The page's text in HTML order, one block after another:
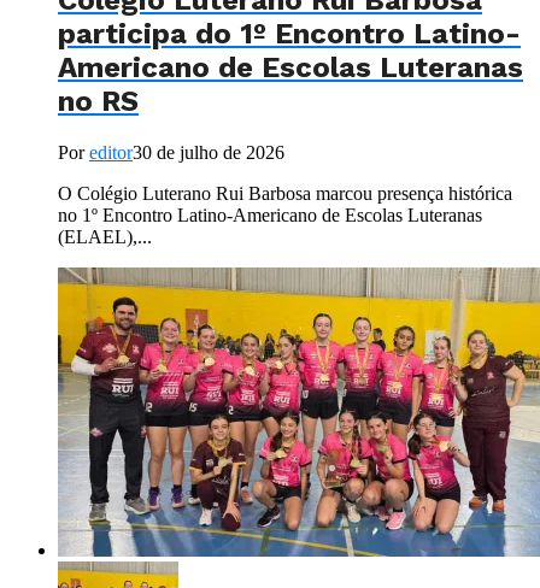
participa do 1º Encontro Latino-
Americano de Escolas Luteranas
no RS
Poreditor30 de julho de 2026
O Colégio Luterano Rui Barbosa marcou presença histórica
no 1º Encontro Latino-Americano de Escolas Luteranas
(ELAEL),...